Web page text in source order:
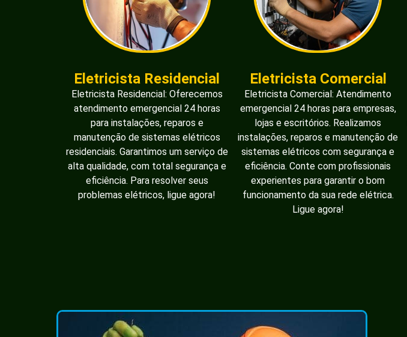
Eletricista Residencial
Eletricista Residencial: Oferecemos
atendimento emergencial 24 horas
para instalações, reparos e
manutenção de sistemas elétricos
residenciais. Garantimos um serviço de
alta qualidade, com total segurança e
eficiência. Para resolver seus
problemas elétricos, ligue agora!
Eletricista Comercial
Eletricista Comercial: Atendimento
emergencial 24 horas para empresas,
lojas e escritórios. Realizamos
instalações, reparos e manutenção de
sistemas elétricos com segurança e
eficiência. Conte com profissionais
experientes para garantir o bom
funcionamento da sua rede elétrica.
Ligue agora!